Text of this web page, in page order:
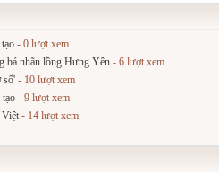
- 0 lượt xem
bá nhãn lồng Hưng Yên - 6 lượt xem
số' - 10 lượt xem
tạo - 9 lượt xem
Việt - 14 lượt xem